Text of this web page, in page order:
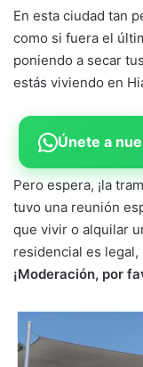
En esta ciudad tan
como si fuera el
poniendo a secar
estás viviendo en
Únete a
Pero espera, ¡la
tuvo una reunión
que vivir o alquilar
residencial es
¡Moderación, por